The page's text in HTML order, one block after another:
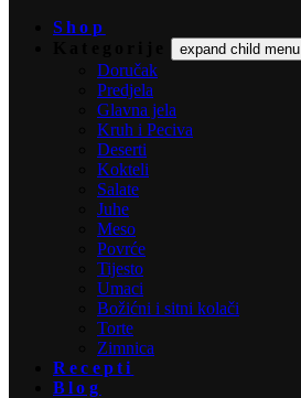
Shop
expand child menu
Doručak
Predjela
Glavna jela
Kruh i Peciva
Deserti
Kokteli
Salate
Juhe
Meso
Povrće
Tijesto
Umaci
Božićni i sitni kolači
Torte
Zimnica
Recepti
Blog